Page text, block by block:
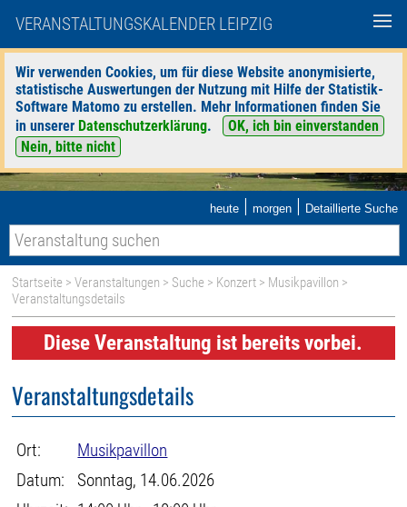
VERANSTALTUNGSKALENDER LEIPZIG
Wir verwenden Cookies, um für diese Website anonymisierte,
statistische Auswertungen der Nutzung mit Hilfe der Statistik-
Software Matomo zu erstellen. Mehr Informationen finden Sie
in unserer Datenschutzerklärung.
OK, ich bin einverstanden
Nein, bitte nicht
heute | morgen | Detaillierte Suche
Startseite >Veranstaltungen > Suche > Konzert > Musikpavillon >
Veranstaltungsdetails
Diese Veranstaltung ist bereits vorbei.
Veranstaltungsdetails
Ort:
Musikpavillon
Datum:
Sonntag, 14.06.2026